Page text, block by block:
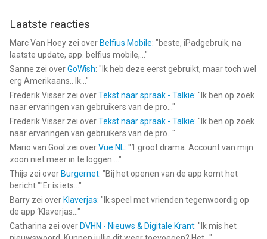
Laatste reacties
Marc Van Hoey zei over Belfius Mobile: "beste, iPadgebruik, na
laatste update, app. belfius mobile,... "
Sanne zei overGoWish: " Ik heb deze eerst gebruikt, maar toch wel
erg Amerikaans.. Ik... "
Frederik Visser zei overTekst naar spraak - Talkie: " Ik ben op zoek
naar ervaringen van gebruikers van de pro... "
Frederik Visser zei overTekst naar spraak - Talkie: " Ik ben op zoek
naar ervaringen van gebruikers van de pro... "
Mario van Gool zei overVue NL: "1 groot drama. Account van mijn
zoon niet meer in te loggen.... "
Thijs zei over Burgernet: "Bij het openen van de app komt het
bericht ""Er is iets... "
Barry zei over Klaverjas: " Ik speel met vrienden tegenwoordig op
de app ‘Klaverjas... "
Catharina zei over DVHN - Nieuws & Digitale Krant: " Ik mis het